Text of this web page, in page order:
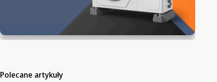
Polecane artykuły